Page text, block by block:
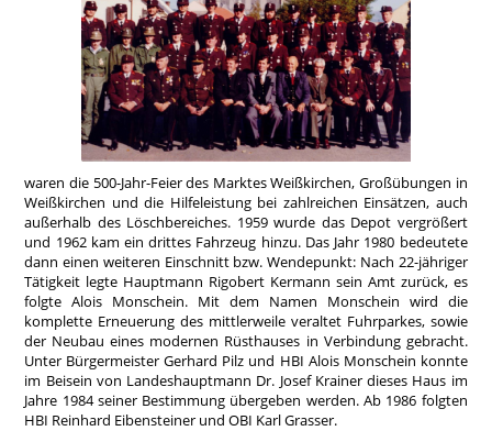
waren die 500-Jahr-Feier des Marktes Weißkirchen, Großübungen in
Weißkirchen und die Hilfeleistung bei zahlreichen Einsätzen, auch
außerhalb des Löschbereiches. 1959 wurde das Depot vergrößert
und 1962 kam ein drittes Fahrzeug hinzu. Das Jahr 1980 bedeutete
dann einen weiteren Einschnitt bzw. Wendepunkt: Nach 22-jähriger
Tätigkeit legte Hauptmann Rigobert Kermann sein Amt zurück, es
folgte Alois Monschein. Mit dem Namen Monschein wird die
komplette Erneuerung des mittlerweile veraltet Fuhrparkes, sowie
der Neubau eines modernen Rüsthauses in Verbindung gebracht.
Unter Bürgermeister Gerhard Pilz und HBI Alois Monschein konnte
im Beisein von Landeshauptmann Dr. Josef Krainer dieses Haus im
Jahre 1984 seiner Bestimmung übergeben werden. Ab 1986 folgten
HBI Reinhard Eibensteiner und OBI Karl Grasser.